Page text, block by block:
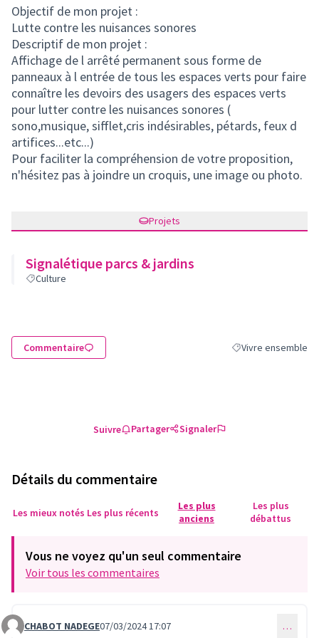
Objectif de mon projet :
Lutte contre les nuisances sonores
Descriptif de mon projet :
Affichage de l arrêté permanent sous forme de
panneaux à l entrée de tous les espaces verts pour faire
connaître les devoirs des usagers des espaces verts
pour lutter contre les nuisances sonores (
sono,musique, sifflet,cris indésirables, pétards, feux d
artifices...etc...)
Pour faciliter la compréhension de votre proposition,
n'hésitez pas à joindre un croquis, une image ou photo.
Projets
Signalétique parcs & jardins
Culture
Commentaire Filtrer les résultats
Vivre ensemble
Suivre Partager Signaler
Détails du commentaire
Les mieux notés Les plus récents
Les plus
anciens
Les plus
débattus
Vous ne voyez qu'un seul commentaire
Voir tous les commentaires
Commentaire 803
CHABOT NADEGE07/03/2024 17:07 …